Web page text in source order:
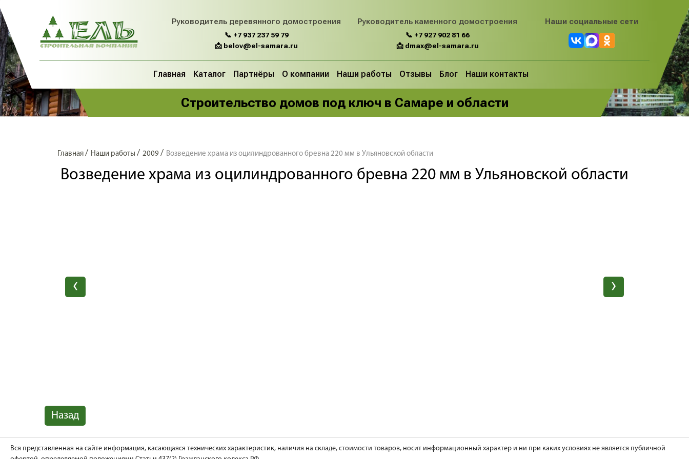
Руководитель деревянного домостроения
📞 +7 937 237 59 79
📩 belov@el-samara.ru
Руководитель каменного домостроения
📞 +7 927 902 81 66
📩 dmax@el-samara.ru
Наши социальные сети
Главная Каталог Партнёры О компании Наши работы Отзывы Блог Наши контакты
Строительство домов под ключ в Самаре и области
Главная / Наши работы / 2009 / Возведение храма из оцилиндрованного бревна 220 мм в Ульяновской области
Возведение храма из оцилиндрованного бревна 220 мм в Ульяновской области
Назад
Вся представленная на сайте информация, касающаяся технических характеристик, наличия на складе, стоимости товаров, носит информационный характер и ни при каких условиях не является публичной